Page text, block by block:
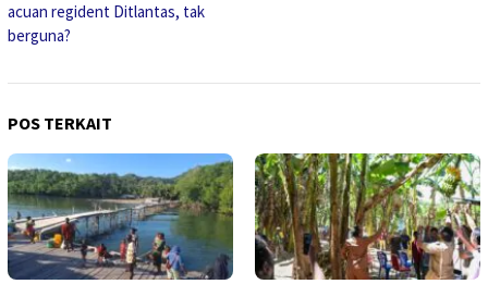
acuan regident Ditlantas, tak
berguna?
POS TERKAIT